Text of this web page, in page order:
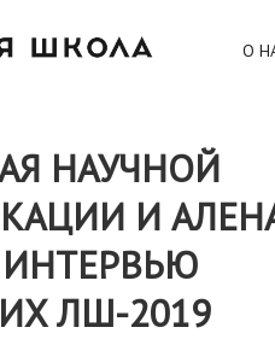
О
НАУЧНОЙ
И
ИНТЕРВЬЮ
ЛШ-2019